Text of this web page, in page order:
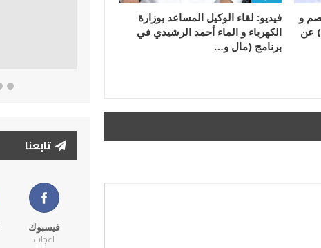
و
عن
فيديو: لقاء الوكيل المساعد بوزارة
الكهرباء و الماء أحمد الرشيدي في
برنامج (مال و…
تابعنا
فيسبوك
اعجاب